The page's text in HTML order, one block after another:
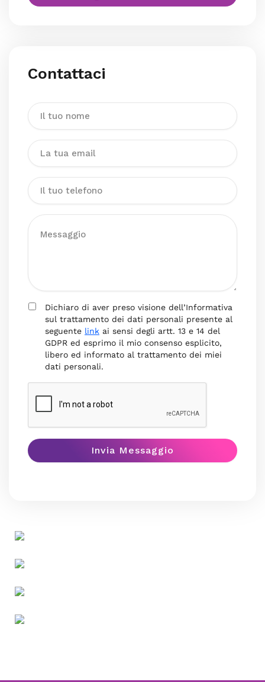
Contattaci
Dichiaro di aver preso visione dell’Informativa
sul trattamento dei dati personali presente al
seguente link ai sensi degli artt. 13 e 14 del
GDPR ed esprimo il mio consenso esplicito,
libero ed informato al trattamento dei miei
dati personali.